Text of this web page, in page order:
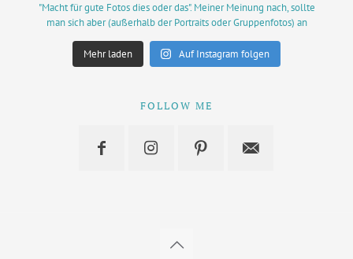
Mehr laden Auf Instagram folgen
FOLLOW ME